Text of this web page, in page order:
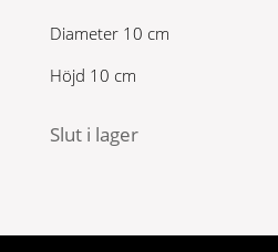
Diameter 10 cm
Höjd 10 cm
Slut i lager